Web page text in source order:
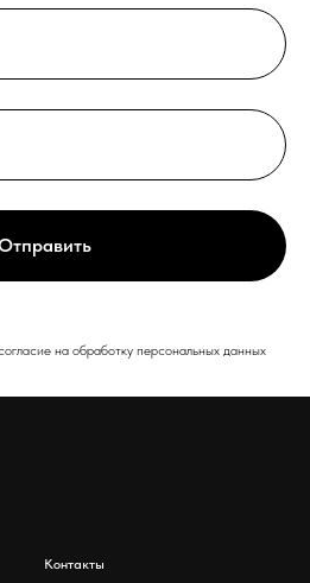
на обработку персональных данных
Контакты